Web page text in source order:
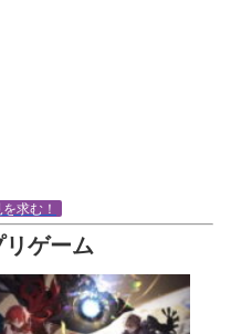
求む！
ゲーム